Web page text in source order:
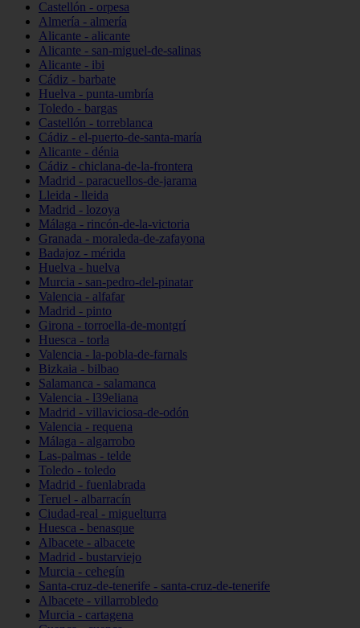
Castellón - orpesa
Almería - almería
Alicante - alicante
Alicante - san-miguel-de-salinas
Alicante - ibi
Cádiz - barbate
Huelva - punta-umbría
Toledo - bargas
Castellón - torreblanca
Cádiz - el-puerto-de-santa-maría
Alicante - dénia
Cádiz - chiclana-de-la-frontera
Madrid - paracuellos-de-jarama
Lleida - lleida
Madrid - lozoya
Málaga - rincón-de-la-victoria
Granada - moraleda-de-zafayona
Badajoz - mérida
Huelva - huelva
Murcia - san-pedro-del-pinatar
Valencia - alfafar
Madrid - pinto
Girona - torroella-de-montgrí
Huesca - torla
Valencia - la-pobla-de-farnals
Bizkaia - bilbao
Salamanca - salamanca
Valencia - l39eliana
Madrid - villaviciosa-de-odón
Valencia - requena
Málaga - algarrobo
Las-palmas - telde
Toledo - toledo
Madrid - fuenlabrada
Teruel - albarracín
Ciudad-real - miguelturra
Huesca - benasque
Albacete - albacete
Madrid - bustarviejo
Murcia - cehegín
Santa-cruz-de-tenerife - santa-cruz-de-tenerife
Albacete - villarrobledo
Murcia - cartagena